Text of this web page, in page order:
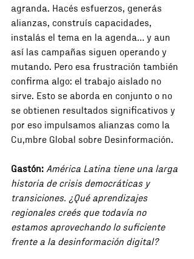
agranda. Hacés esfuerzos, generás
alianzas, construís capacidades,
instalás el tema en la agenda… y aun
así las campañas siguen operando y
mutando. Pero esa frustración también
confirma algo: el trabajo aislado no
sirve. Esto se aborda en conjunto o no
se obtienen resultados significativos y
por eso impulsamos alianzas como la
Cu,mbre Global sobre Desinformación.
Gastón: América Latina tiene una larga
historia de crisis democráticas y
transiciones. ¿Qué aprendizajes
regionales creés que todavía no
estamos aprovechando lo suficiente
frente a la desinformación digital?